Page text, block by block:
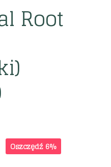
Root
Oszczędź 6%